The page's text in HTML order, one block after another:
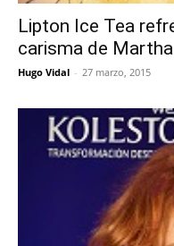
Lipton Ice Tea
carisma de
Hugo Vidal - 27 marzo, 2015